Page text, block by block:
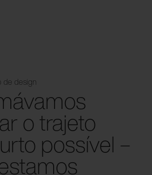
de design
o trajeto
possível –